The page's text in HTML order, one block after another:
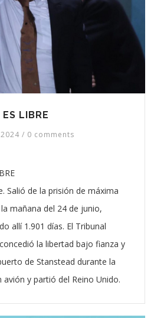
LIBRE
/ 0 comments
Salió de la prisión de máxima
mañana del 24 de junio,
allí 1.901 días. El Tribunal
la libertad bajo fianza y
de Stanstead durante la
y partió del Reino Unido.